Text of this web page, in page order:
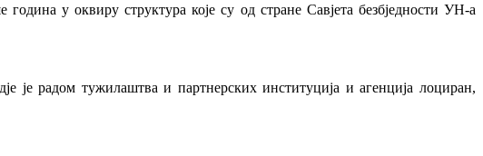
у оквиру структура које су од стране Савјета безбједности УН-а
је радом тужилаштва и партнерских институција и агенција лоциран,